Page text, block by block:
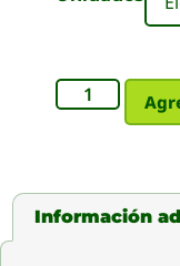
Información